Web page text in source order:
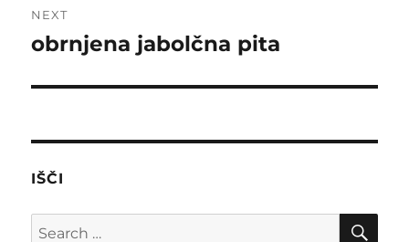
NEXT
Next
obrnjena jabolčna pita
IŠČI
Search